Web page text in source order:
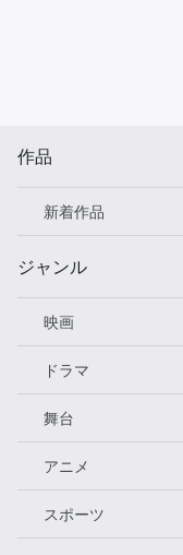
作品
新着作品
ジャンル
映画
ドラマ
舞台
アニメ
スポーツ